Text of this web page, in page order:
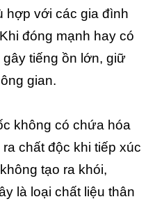
hợp với các gia đình
đóng mạnh hay có
tiếng ồn lớn, giữ
gian.
không có chứa hóa
chất độc khi tiếp xúc
tạo ra khói,
là loại chất liệu thân